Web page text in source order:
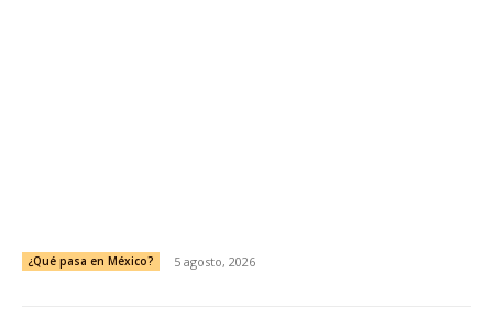
¿Qué pasa en México? 5 agosto, 2026